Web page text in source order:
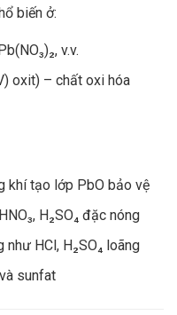
biến ở:
v.v.
oxit) – chất oxi hóa
khí tạo lớp PbO bảo vệ
H₂SO₄ đặc nóng
HCl, H₂SO₄ loãng
sunfat